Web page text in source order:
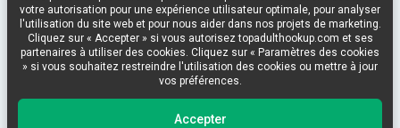
Nous contacter
Connect2Social
Chambre de commerce: 65217780
votre autorisation pour une expérience utilisateur optimale, pour analyser
l'utilisation du site web et pour nous aider dans nos projets de marketing.
Cliquez sur « Accepter » si vous autorisez topadulthookup.com et ses
partenaires à utiliser des cookies. Cliquez sur « Paramètres des cookies
» si vous souhaitez restreindre l'utilisation des cookies ou mettre à jour
vos préférences.
Accepter